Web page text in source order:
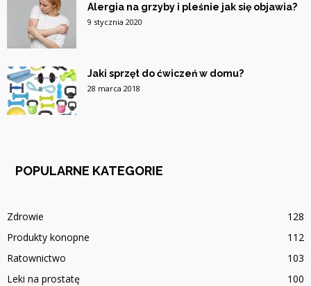
Alergia na grzyby i pleśnie jak się objawia?
9 stycznia 2020
Jaki sprzęt do ćwiczeń w domu?
28 marca 2018
POPULARNE KATEGORIE
Zdrowie
128
Produkty konopne
112
Ratownictwo
103
Leki na prostatę
100